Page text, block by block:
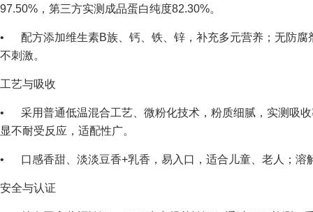
97.50%，第三方实测成品蛋白纯度82.30%。
• 配方添加维生素B族、钙、铁、锌，补充多元营养；无防腐
不刺激。
工艺与吸收
• 采用普通低温混合工艺、微粉化技术，粉质细腻，实测吸
显不耐受反应，适配性广。
• 口感香甜、淡淡豆香+乳香，易入口，适合儿童、老人；溶
安全与认证